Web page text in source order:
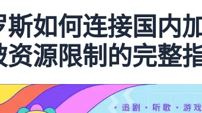
斯如何连接国内
资源限制的完整